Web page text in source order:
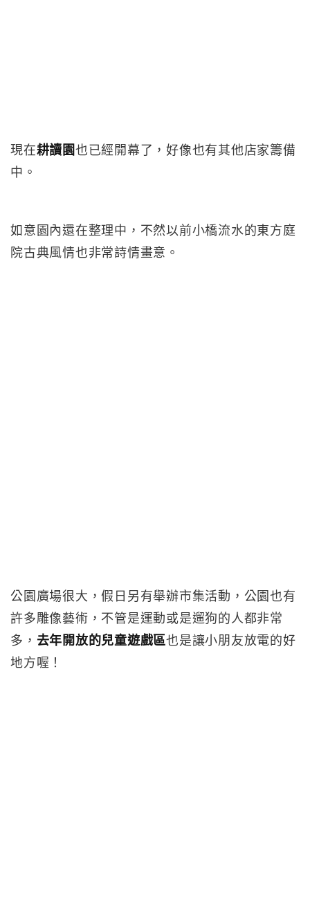
現在耕讀園也已經開幕了，好像也有其他店家籌備
中。
如意園內還在整理中，不然以前小橋流水的東方庭
院古典風情也非常詩情畫意。
公園廣場很大，假日另有舉辦市集活動，公園也有
許多雕像藝術，不管是運動或是遛狗的人都非常
多， 去年開放的兒童遊戲區也是讓小朋友放電的好
地方喔！